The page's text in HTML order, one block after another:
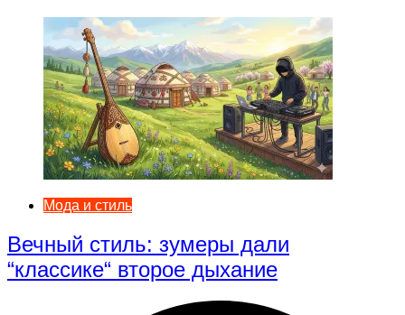
Мода и стиль
Вечный стиль: зумеры дали
“классике“ второе дыхание